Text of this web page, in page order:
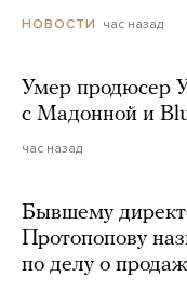
НОВОСТИ час назад
Умер продюсер
с Мадонной и
час назад
Бывшему
Протопопову
по делу о